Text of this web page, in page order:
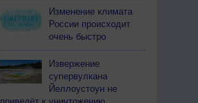
Изменение климата
России происходит
очень быстро
Извержение
супервулкана
Йеллоустоун не